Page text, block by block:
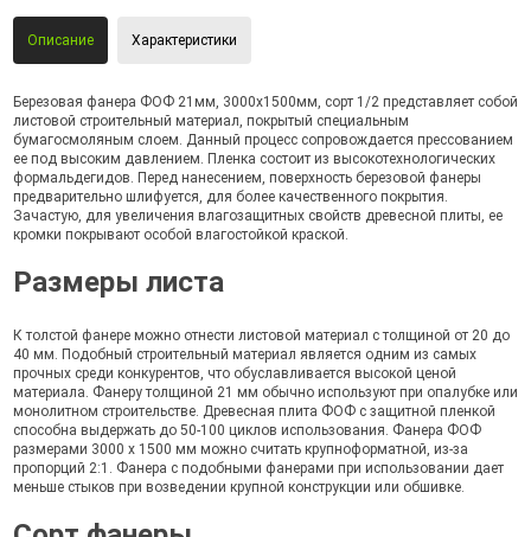
Описание Характеристики
Березовая фанера ФОФ 21мм, 3000х1500мм, сорт 1/2 представляет собой
листовой строительный материал, покрытый специальным
бумагосмоляным слоем. Данный процесс сопровождается прессованием
ее под высоким давлением. Пленка состоит из высокотехнологических
формальдегидов. Перед нанесением, поверхность березовой фанеры
предварительно шлифуется, для более качественного покрытия.
Зачастую, для увеличения влагозащитных свойств древесной плиты, ее
кромки покрывают особой влагостойкой краской.
Размеры листа
К толстой фанере можно отнести листовой материал с толщиной от 20 до
40 мм. Подобный строительный материал является одним из самых
прочных среди конкурентов, что обуславливается высокой ценой
материала. Фанеру толщиной 21 мм обычно используют при опалубке или
монолитном строительстве. Древесная плита ФОФ с защитной пленкой
способна выдержать до 50-100 циклов использования. Фанера ФОФ
размерами 3000 х 1500 мм можно считать крупноформатной, из-за
пропорций 2:1. Фанера с подобными фанерами при использовании дает
меньше стыков при возведении крупной конструкции или обшивке.